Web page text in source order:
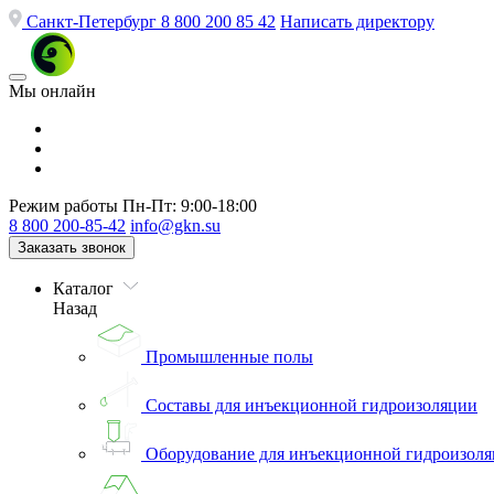
Санкт-Петербург 8 800 200 85 42 Написать директору
Мы онлайн
Режим работы Пн-Пт: 9:00-18:00
8 800 200-85-42 info@gkn.su
Заказать звонок
Каталог
Назад
Промышленные полы
Составы для инъекционной гидроизоляции
Оборудование для инъекционной